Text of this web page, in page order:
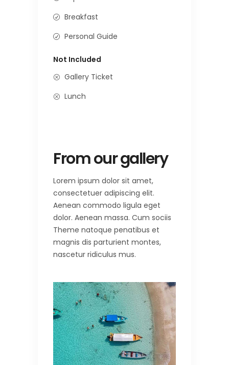
Breakfast
Personal Guide
Not Included
Gallery Ticket
Lunch
From our gallery
Lorem ipsum dolor sit amet,
consectetuer adipiscing elit.
Aenean commodo ligula eget
dolor. Aenean massa. Cum sociis
Theme natoque penatibus et
magnis dis parturient montes,
nascetur ridiculus mus.